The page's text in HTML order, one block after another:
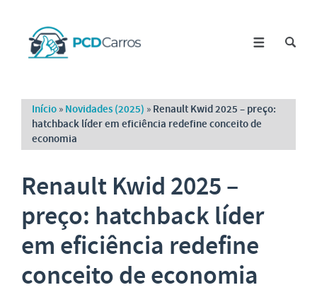
Início » Novidades (2025) » Renault Kwid 2025 – preço:
hatchback líder em eficiência redefine conceito de
economia
Renault Kwid 2025 –
preço: hatchback líder
em eficiência redefine
conceito de economia